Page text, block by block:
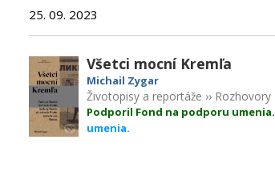
25. 09. 2023
Všetci mocní Kremľa
Michail Zygar
Životopisy a reportáže ›› Rozhovory
Podporil Fond na podporu umenia.
umenia.